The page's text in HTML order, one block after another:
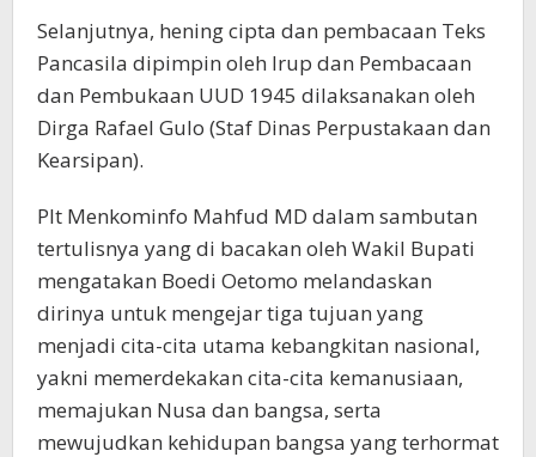
Selanjutnya, hening cipta dan pembacaan Teks
Pancasila dipimpin oleh Irup dan Pembacaan
dan Pembukaan UUD 1945 dilaksanakan oleh
Dirga Rafael Gulo (Staf Dinas Perpustakaan dan
Kearsipan).
Plt Menkominfo Mahfud MD dalam sambutan
tertulisnya yang di bacakan oleh Wakil Bupati
mengatakan Boedi Oetomo melandaskan
dirinya untuk mengejar tiga tujuan yang
menjadi cita-cita utama kebangkitan nasional,
yakni memerdekakan cita-cita kemanusiaan,
memajukan Nusa dan bangsa, serta
mewujudkan kehidupan bangsa yang terhormat